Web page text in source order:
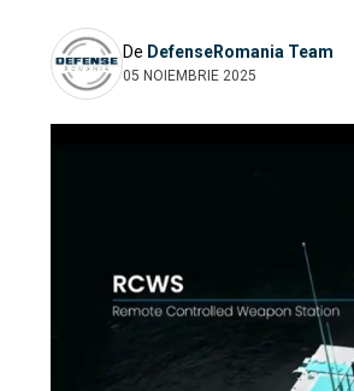
De DefenseRomania Team
05 NOIEMBRIE 2025